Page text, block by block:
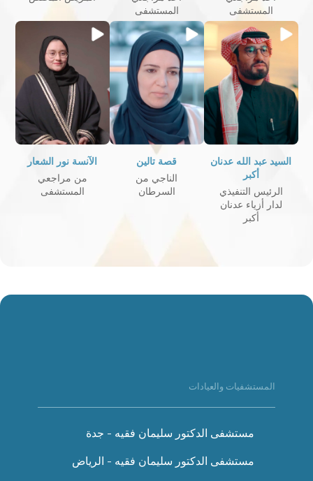
المستشفى
المستشفى
السيد عبد الله عدنان
أكبر
الرئيس التنفيذي
لدار أزياء عدنان
أكبر
قصة تالين
الناجي من
السرطان
الآنسة نور الشعار
من مراجعي
المستشفى
المستشفيات والعيادات
مستشفى الدكتور سليمان فقيه - جدة
مستشفى الدكتور سليمان فقيه - الرياض